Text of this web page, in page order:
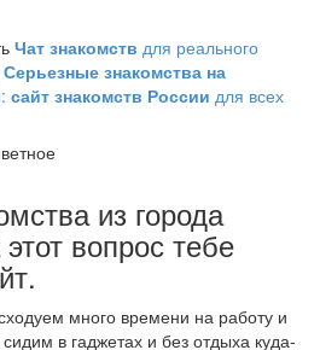
Чат знакомств для реального
Серьезные знакомства на
сайт знакомств России для всех
из города
вопрос тебе
много времени на работу и
в гаджетах и без отдыха куда-